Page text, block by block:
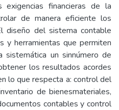
financieras de la
de manera eficiente los
diseño del sistema contable
y herramientas que permiten
sistemática un sinnúmero de
los resultados acordes
lo que respecta a: control del
de bienesmateriales,
contables y control